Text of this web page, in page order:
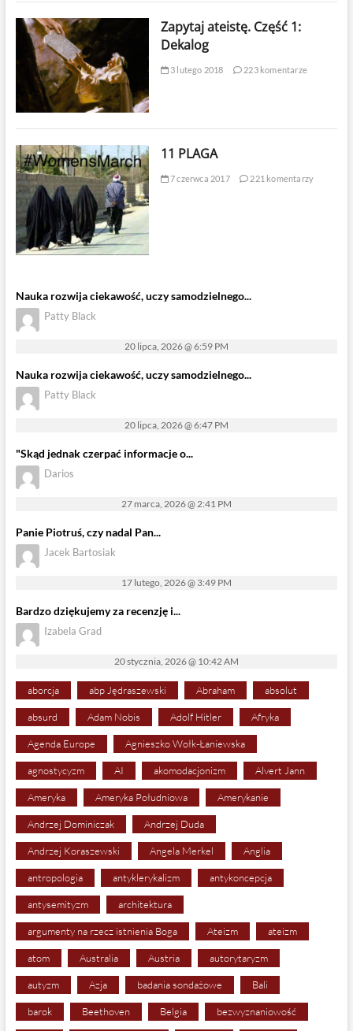
Zapytaj ateistę. Część 1:
Dekalog
3 lutego 2018 223 komentarze
11 PLAGA
7 czerwca 2017 221 komentarzy
Nauka rozwija ciekawość, uczy samodzielnego...
Patty Black
20 lipca, 2026 @ 6:59 PM
Nauka rozwija ciekawość, uczy samodzielnego...
Patty Black
20 lipca, 2026 @ 6:47 PM
"Skąd jednak czerpać informacje o...
Darios
27 marca, 2026 @ 2:41 PM
Panie Piotruś, czy nadal Pan...
Jacek Bartosiak
17 lutego, 2026 @ 3:49 PM
Bardzo dziękujemy za recenzję i...
Izabela Grad
20 stycznia, 2026 @ 10:42 AM
aborcja abp Jędraszewski Abraham absolut
absurd Adam Nobis Adolf Hitler Afryka
Agenda Europe Agnieszko Wołk-Łaniewska
agnostycyzm AI akomodacjonizm Alvert Jann
Ameryka Ameryka Południowa Amerykanie
Andrzej Dominiczak Andrzej Duda
Andrzej Koraszewski Angela Merkel Anglia
antropologia antyklerykalizm antykoncepcja
antysemityzm architektura
argumenty na rzecz istnienia Boga Ateizm ateizm
atom Australia Austria autorytaryzm
autyzm Azja badania sondażowe Bali
barok Beethoven Belgia bezwyznaniowość